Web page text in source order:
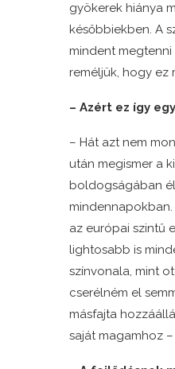
gyökerek hiánya
későbbiekben. A
mindent
reméljük, hogy ez
– Azért ez így
– Hát azt nem
után megismer a
boldogságában
az európai szintű
lightosabb is
színvonala, mint
cserélném el
másfajta
saját magamhoz